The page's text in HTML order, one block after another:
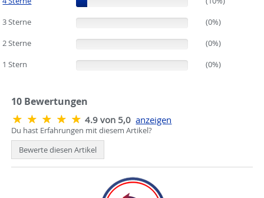
3 Sterne
(0%)
2 Sterne
(0%)
1 Stern
(0%)
10 Bewertungen
4.9 von 5,0 anzeigen
Du hast Erfahrungen mit diesem Artikel?
Bewerte diesen Artikel